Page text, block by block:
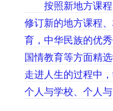
按照新地方课程
修订新的地方课程
育，中华民族的优
国情教育等方面精
走进人生的过程中
个人与学校、个人